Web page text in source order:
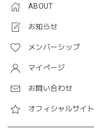
ABOUT
お知らせ
メンバーシップ
マイページ
お問い合わせ
オフィシャルサイト